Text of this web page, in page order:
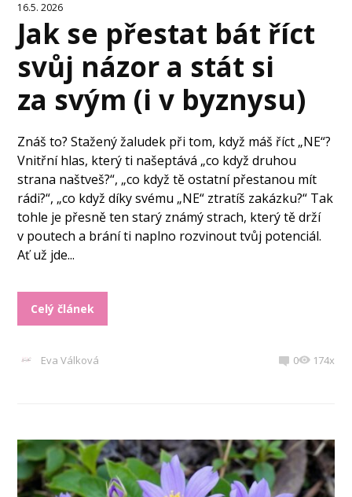
16.5. 2026
Jak se přestat bát říct
svůj názor a stát si
za svým (i v byznysu)
Znáš to? Stažený žaludek při tom, když máš říct „NE“?
Vnitřní hlas, který ti našeptává „co když druhou
strana naštveš?“, „co když tě ostatní přestanou mít
rádi?“, „co když díky svému „NE“ ztratíš zakázku?“ Tak
tohle je přesně ten starý známý strach, který tě drží
v poutech a brání ti naplno rozvinout tvůj potenciál.
Ať už jde...
Celý článek
Eva Válková 0 174x